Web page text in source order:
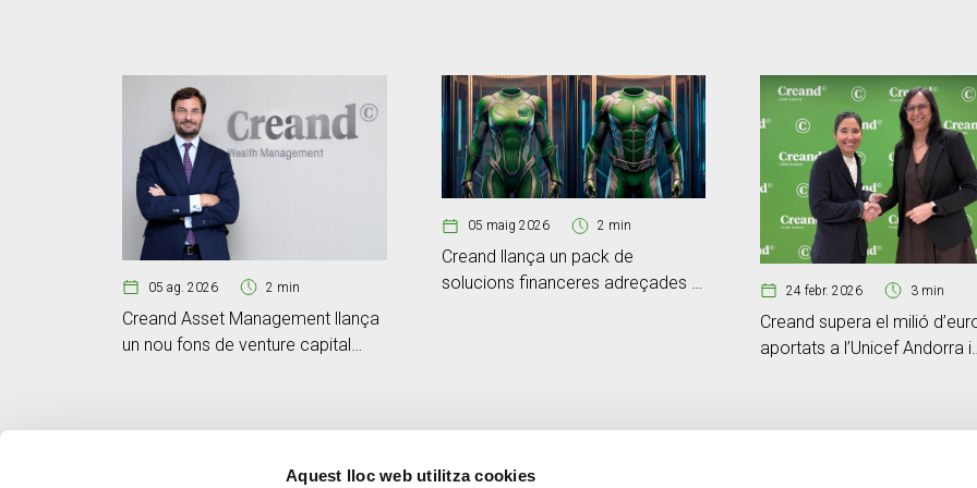
Aquest lloc web utilitza cookies
05 ag. 2026 2 min
Creand Asset Management llança
un nou fons de venture capital
05 maig 2026 2 min
Creand llança un pack de
solucions financeres adreçades al
24 febr. 2026 3 min
Creand supera el milió
aportats a l’Unicef Andorra i